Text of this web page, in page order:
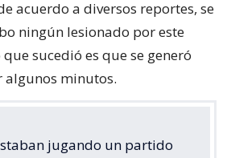
acuerdo a diversos reportes, se
ningún lesionado por este
sucedió es que se generó
minutos.
jugando un partido